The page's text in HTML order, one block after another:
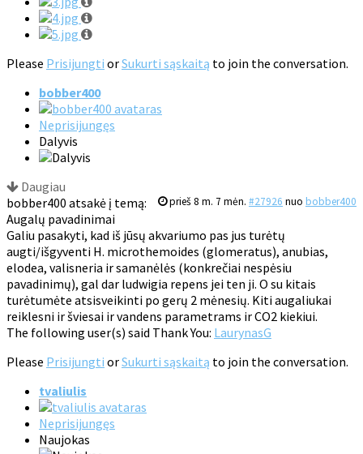
Please Prisijungti orSukurti sąskaitą to join the conversation.
bobber400
Neprisijungęs
Dalyvis
Daugiau
prieš 8 m. 7 mėn. #27926 nuo bobber400
bobber400 atsakė į temą:
Augalų pavadinimai
Galiu pasakyti, kad iš jūsų akvariumo pas jus turėtų
augti/išgyventi H. microthemoides (glomeratus), anubias,
elodea, valisneria ir samanėlės (konkrečiai nespėsiu
pavadinimų), gal dar ludwigia repens jei ten ji. O su kitais
turėtumėte atsisveikinti po gerų 2 mėnesių. Kiti augaliukai
reiklesni ir šviesai ir vandens parametrams ir CO2 kiekiui.
The following user(s) said Thank You: LaurynasG
Please Prisijungti orSukurti sąskaitą to join the conversation.
tvaliulis
Neprisijungęs
Naujokas